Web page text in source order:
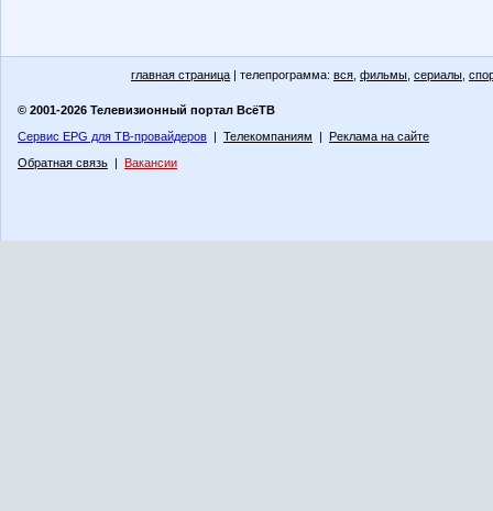
главная страница | телепрограмма: вся фильмы сериалы
© 2001-2026 Телевизионный портал ВсёТВ
Сервис EPG для ТВ-провайдеров | Телекомпаниям | Реклама на сайте
Обратная связь | Вакансии